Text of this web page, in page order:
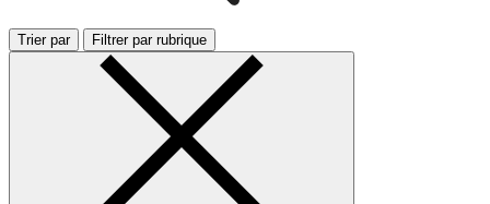
Trier par Filtrer par rubrique